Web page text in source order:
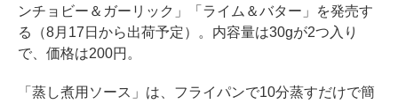
ンチョビー＆ガーリック」「ライム＆バター」を発売す
る（8月17日から出荷予定）。内容量は30gが2つ入り
で、価格は200円。
「蒸し煮用ソース」は、フライパンで10分蒸すだけで簡